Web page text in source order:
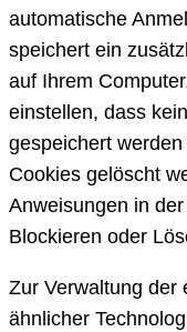
automatische
speichert ein
auf Ihrem
einstellen, dass
gespeichert
Cookies gelöscht
Anweisungen in
Blockieren oder
Zur Verwaltung der
ähnlicher